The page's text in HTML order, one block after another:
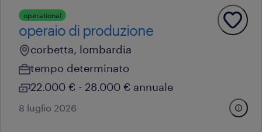
operational
operaio di produzione
corbetta, lombardia
tempo determinato
22.000 € - 28.000 € annuale
8 luglio 2026